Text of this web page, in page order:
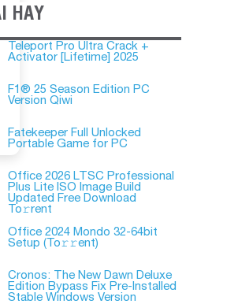
HAY
Teleport Pro Ultra Crack +
Activator [Lifetime] 2025
F1® 25 Season Edition PC
Version Qiwi
Fatekeeper Full Unlocked
Portable Game for PC
Office 2026 LTSC Professional
Plus Lite ISO Image Build
Updated Frее Download
To𝚛rent
Office 2024 Mondo 32-64bit
Setup (To𝚛𝚛еnt)
Cronos: The New Dawn Deluxe
Edition Bypass Fix Pre-Installed
Stable Windows Version